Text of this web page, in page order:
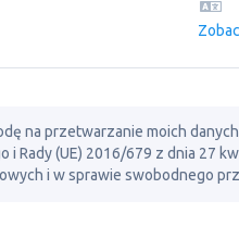
na przetwarzanie moich
i Rady (UE) 2016/679 z dnia 27
i w sprawie swobodnego